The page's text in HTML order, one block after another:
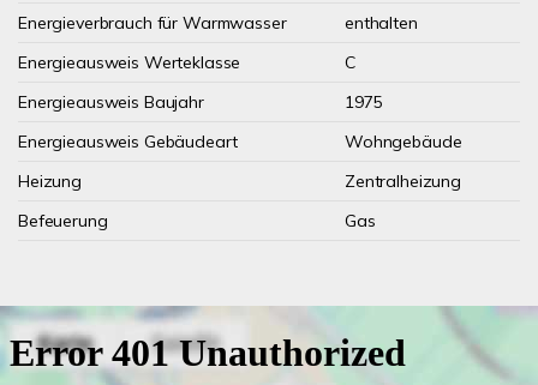
Energieverbrauch für Warmwasser
enthalten
Energieausweis Werteklasse
C
Energieausweis Baujahr
1975
Energieausweis Gebäudeart
Wohngebäude
Heizung
Zentralheizung
Befeuerung
Gas